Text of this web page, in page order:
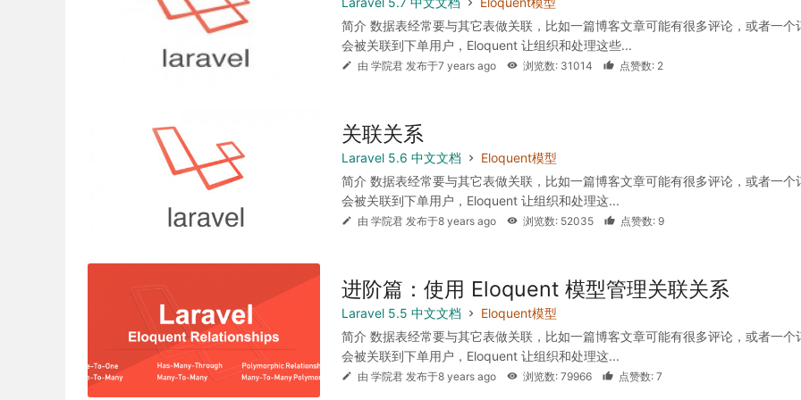
简介 数据表经常要与其它表做关联，比如一篇博客文章可能有很多评论，或者一个
会被关联到下单用户，Eloquent 让组织和处理这些...
由 学院君 发布于7 years ago 浏览数: 31014 点赞数: 2
关联关系
Laravel 5.6 中文文档
Eloquent模型
简介 数据表经常要与其它表做关联，比如一篇博客文章可能有很多评论，或者一个
会被关联到下单用户，Eloquent 让组织和处理这...
由 学院君 发布于8 years ago 浏览数: 52035 点赞数: 9
进阶篇：使用 Eloquent 模型管理关联关系
Laravel 5.5 中文文档
Eloquent模型
简介 数据表经常要与其它表做关联，比如一篇博客文章可能有很多评论，或者一个
会被关联到下单用户，Eloquent 让组织和处理这...
由 学院君 发布于8 years ago 浏览数: 79966 点赞数: 7